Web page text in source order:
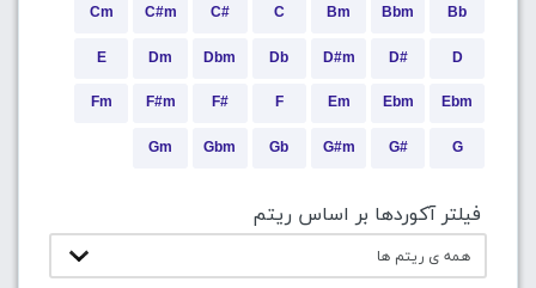
Bb
Bbm
Bm
C
C#
C#m
Cm
D
D#
D#m
Db
Dbm
Dm
E
Ebm
Ebm
Em
F
F#
F#m
Fm
G
G#
G#m
Gb
Gbm
Gm
فیلتر آکوردها بر اساس ریتم